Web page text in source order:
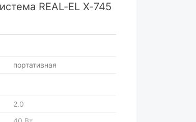
REAL-EL X-745
портативная
2.0